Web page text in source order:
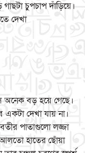
চুপচাপ দাঁড়িয়ে।
দেখা
অনেক বড় হয়ে গেছে।
দেখা যায় না।
পাতাগুলো লজ্জা
হাতের ছোঁয়া